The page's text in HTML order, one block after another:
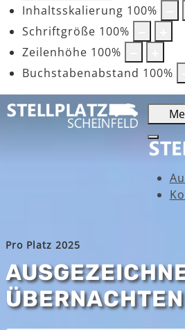
Inhaltsskalierung 100%
Schriftgröße 100%
Zeilenhöhe 100%
Buchstabenabstand 100%
Pro Platz 2025
ÜBERNACHTEN